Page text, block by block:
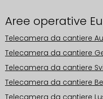
Aree operative
Telecamera da cantiere
Telecamera da cantiere
Telecamera da cantiere
Telecamera da cantiere